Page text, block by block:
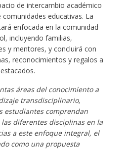
de intercambio académico
educativas. La
enfocada en la comunidad
incluyendo familias,
y mentores, y concluirá con
reconocimientos y regalos a
áreas del conocimiento a
transdisciplinario,
estudiantes comprendan
diferentes disciplinas en la
a este enfoque integral, el
como una propuesta